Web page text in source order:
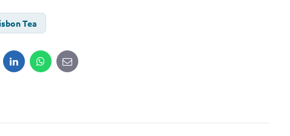
Tea
LinkedInWhatsApp
E-
mail